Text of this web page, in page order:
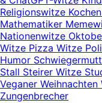
Religionswitze Kochen
Mathematiker
Nationenwitze
Witze Pizza Witze
Humor
Stall Steirer Witze
Veganer Weihnachten
Zungenbrecher